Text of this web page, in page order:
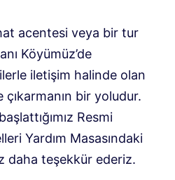
acentesi veya bir tur
Köyümüz’de
iletişim halinde olan
bir yoludur.
Resmi
Yardım Masasındaki
daha teşekkür ederiz.